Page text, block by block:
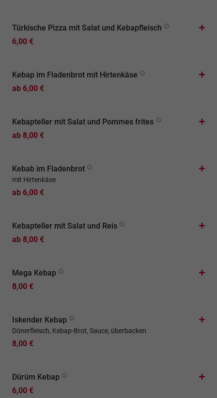
Türkische Pizza mit Salat und Kebapfleisch
6,00 €
Kebap im Fladenbrot mit Hirtenkäse
ab 6,00 €
Kebapteller mit Salat und Pommes frites
ab 8,00 €
Kebab im Fladenbrot
mit Hirtenkäse
ab 6,00 €
Kebapteller mit Salat und Reis
ab 8,00 €
Mega Kebap
8,00 €
Iskender Kebap
Dönerfleisch, Kebap-Brot, Sauce, überbacken
8,00 €
Dürüm Kebap
6,00 €